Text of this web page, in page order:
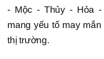
- Mộc - Thủy - Hỏa -
mang yếu tố may
thị trường.